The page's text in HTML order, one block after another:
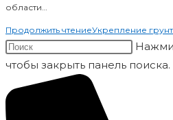
области…
Продолжить чтениеУкрепление
чтобы закрыть панель поиска.